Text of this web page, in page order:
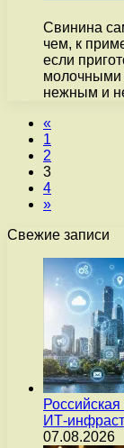
Свинина
чем, к
если
молочными
нежным и
«
1
2
3
4
»
Свежие записи
ИТ-
07.08.2026